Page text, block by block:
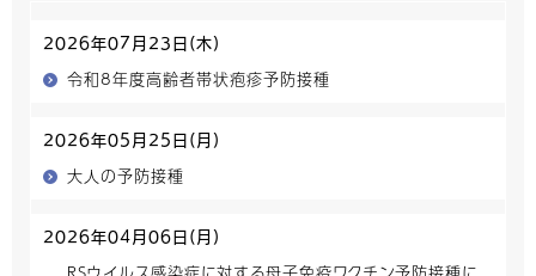
2026年07月23日(木)
令和8年度高齢者帯状疱疹予防接種
2026年05月25日(月)
大人の予防接種
2026年04月06日(月)